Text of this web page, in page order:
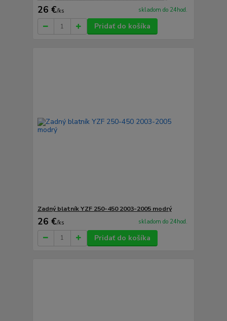
26 €/ks skladom do 24hod.
Pridať do košíka
Zadný blatník YZF 250-450 2003-2005 modrý
26 €/ks skladom do 24hod.
Pridať do košíka